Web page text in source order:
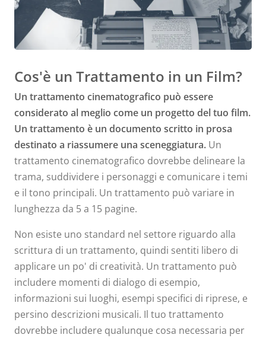
Cos'è un Trattamento in un Film?
Un trattamento cinematografico può essere
considerato al meglio come un progetto del tuo film.
Un trattamento è un documento scritto in prosa
destinato a riassumere una sceneggiatura. Un
trattamento cinematografico dovrebbe delineare la
trama, suddividere i personaggi e comunicare i temi
e il tono principali. Un trattamento può variare in
lunghezza da 5 a 15 pagine.
Non esiste uno standard nel settore riguardo alla
scrittura di un trattamento, quindi sentiti libero di
applicare un po' di creatività. Un trattamento può
includere momenti di dialogo di esempio,
informazioni sui luoghi, esempi specifici di riprese, e
persino descrizioni musicali. Il tuo trattamento
dovrebbe includere qualunque cosa necessaria per